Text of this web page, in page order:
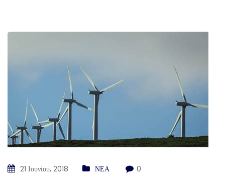
21 Ιουνίου, 2018 ΝΕΑ 0